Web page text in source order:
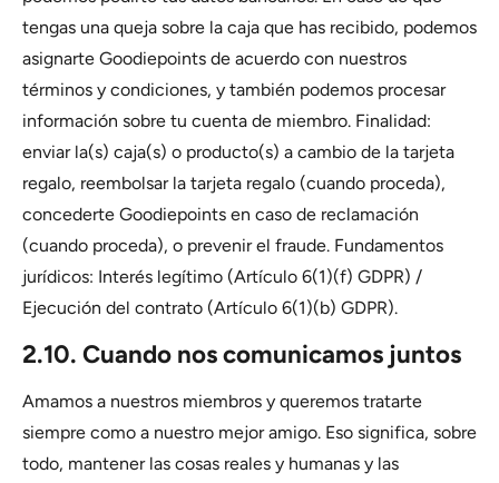
tengas una queja sobre la caja que has recibido, podemos
asignarte Goodiepoints de acuerdo con nuestros
términos y condiciones, y también podemos procesar
información sobre tu cuenta de miembro. Finalidad:
enviar la(s) caja(s) o producto(s) a cambio de la tarjeta
regalo, reembolsar la tarjeta regalo (cuando proceda),
concederte Goodiepoints en caso de reclamación
(cuando proceda), o prevenir el fraude. Fundamentos
jurídicos: Interés legítimo (Artículo 6(1)(f) GDPR) /
Ejecución del contrato (Artículo 6(1)(b) GDPR).
2.10. Cuando nos comunicamos juntos
Amamos a nuestros miembros y queremos tratarte
siempre como a nuestro mejor amigo. Eso significa, sobre
todo, mantener las cosas reales y humanas y las